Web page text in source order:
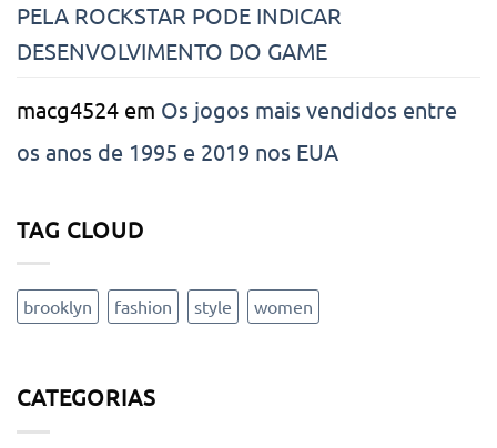
PELA ROCKSTAR PODE INDICAR
DESENVOLVIMENTO DO GAME
macg4524 em Os jogos mais vendidos entre
os anos de 1995 e 2019 nos EUA
TAG CLOUD
brooklyn fashion style women
CATEGORIAS